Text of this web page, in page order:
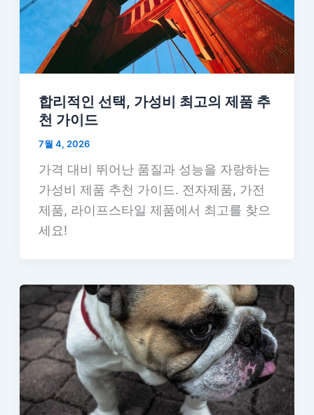
합리적인 선택, 가성비 최고의 제품 추
천 가이드
7월 4, 2026
가격 대비 뛰어난 품질과 성능을 자랑하는
가성비 제품 추천 가이드. 전자제품, 가전
제품, 라이프스타일 제품에서 최고를 찾으
세요!